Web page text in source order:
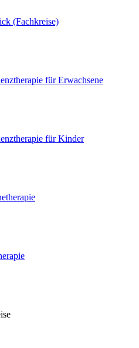
(Fachkreise)
für Erwachsene
für Kinder